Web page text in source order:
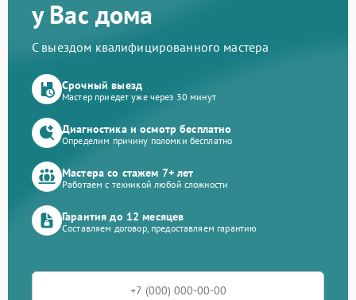
у Вас дома
С выездом квалифицированного мастера
Срочный выезд
Мастер приедет уже через 30 минут
Диагностика и осмотр бесплатно
Определим причину поломки бесплатно
Мастера со стажем 7+ лет
Работаем с техникой любой сложности
Гарантия до 12 месяцев
Составляем договор, предоставляем гарантию